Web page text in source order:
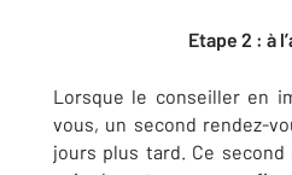
Etape 2 : à
Lorsque le conseiller en
vous, un second rendez-
jours plus tard. Ce